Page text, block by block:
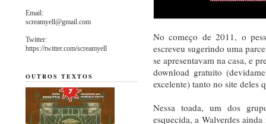
No começo de 2011, o
escreveu sugerindo uma
se apresentavam na casa, e
download gratuito
excelente) tanto no site deles
Nessa toada, um dos
esquecida, a Walverdes
Email:
screamyell@gmail.com
Twitter:
https://twitter.com/screamyell
OUTROS TEXTOS